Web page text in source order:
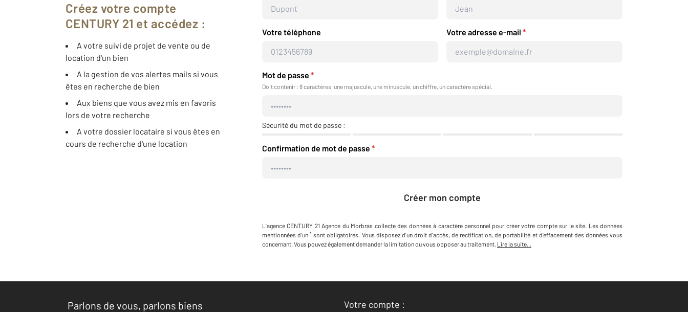
Créez votre compte
CENTURY 21 et accédez :
A votre suivi de projet de vente ou de
location d'un bien
A la gestion de vos alertes mails si vous
êtes en recherche de bien
Aux biens que vous avez mis en favoris
lors de votre recherche
A votre dossier locataire si vous êtes en
cours de recherche d'une location
Votre téléphone Votre adresse e-mail *
Mot de passe *
Doit contenir : 8 caractères, une majuscule, une minuscule, un chiffre, un caractère spécial.
Sécurité du mot de passe :
Confirmation de mot de passe *
Créer mon compte
L'agence CENTURY 21 Agence du Morbras collecte des données à caractère personnel pour créer votre compte sur le site. Les données
mentionnées d'un * sont obligatoires. Vous disposez d'un droit d'accès, de rectification, de portabilité et d'effacement des données vous
concernant. Vous pouvez également demander la limitation ou vous opposer au traitement. Lire la suite...
Parlons de vous, parlons biens Votre compte :